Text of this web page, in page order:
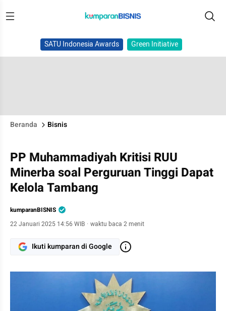
SATU Indonesia Awards Green Initiative
Beranda Bisnis
PP Muhammadiyah Kritisi RUU
Minerba soal Perguruan Tinggi Dapat
Kelola Tambang
kumparanBISNIS
22 Januari 2025 14:56 WIB · waktu baca 2 menit
Ikuti kumparan di Google